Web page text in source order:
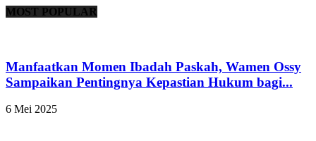
MOST POPULAR
Manfaatkan Momen Ibadah Paskah, Wamen Ossy
Sampaikan Pentingnya Kepastian Hukum bagi...
6 Mei 2025